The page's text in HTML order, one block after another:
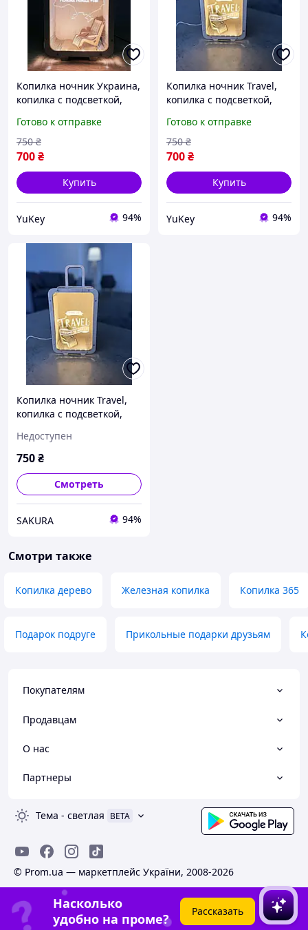
Копилка ночник Украина,
копилка с подсветкой,
деревянная, копилка из
дерева
Готово к отправке
700₴
750 ₴
Купить
YuKey 94%
Копилка ночник Travel,
копилка с подсветкой,
копилка на мечту
Готово к отправке
700₴
750 ₴
Купить
YuKey 94%
Копилка ночник Travel,
копилка с подсветкой,
копилка на мечту
Недоступен
750₴
Смотреть
SAKURA 94%
Смотри также
Копилка дерево Железная копилка Копилка 365
Подарок подруге Прикольные подарки друзьям
Покупателям
Продавцам
О нас
Партнеры
Тема - светлая BETA
© Prom.ua — маркетплейс України, 2008-2026
Насколько
удобно на проме?
Рассказать